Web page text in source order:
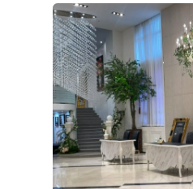
안녕하세요, 이번에 더 베니르
를 작성하려고 합니다. 저
박힌 드레스를 입을 것이라
다. 그런 제 생각을 바꿀만
음에 들었습니다. 발랄하고
하고 깔끔한 느낌이기도 한
가장 아름다운 주인공으로
했습니다. 저는 이번에 결
후기가 도움이 되었나요?